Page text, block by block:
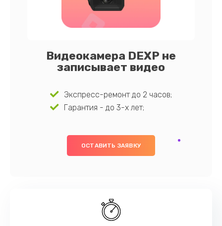
Видеокамера DEXP не
записывает видео
Экспресс-ремонт до 2 часов;
Гарантия - до 3-х лет;
ОСТАВИТЬ ЗАЯВКУ